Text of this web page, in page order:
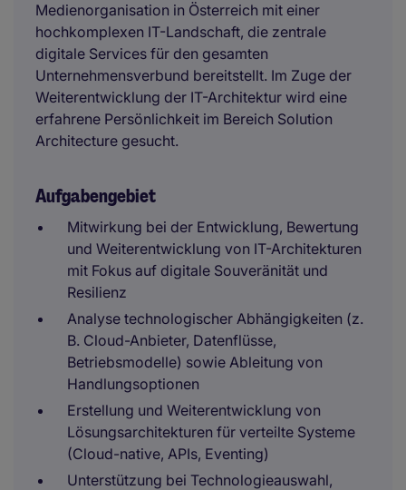
Medienorganisation in Österreich mit einer
hochkomplexen IT-Landschaft, die zentrale
digitale Services für den gesamten
Unternehmensverbund bereitstellt. Im Zuge der
Weiterentwicklung der IT-Architektur wird eine
erfahrene Persönlichkeit im Bereich Solution
Architecture gesucht.
Aufgabengebiet
Mitwirkung bei der Entwicklung, Bewertung
und Weiterentwicklung von IT-Architekturen
mit Fokus auf digitale Souveränität und
Resilienz
Analyse technologischer Abhängigkeiten (z.
B. Cloud-Anbieter, Datenflüsse,
Betriebsmodelle) sowie Ableitung von
Handlungsoptionen
Erstellung und Weiterentwicklung von
Lösungsarchitekturen für verteilte Systeme
(Cloud-native, APIs, Eventing)
Unterstützung bei Technologieauswahl,